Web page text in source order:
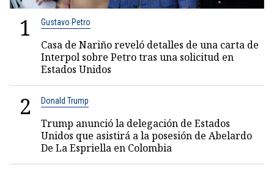
1 Gustavo Petro
Casa de Nariño reveló detalles de una carta de
Interpol sobre Petro tras una solicitud en
Estados Unidos
2 Donald Trump
Trump anunció la delegación de Estados
Unidos que asistirá a la posesión de Abelardo
De La Espriella en Colombia